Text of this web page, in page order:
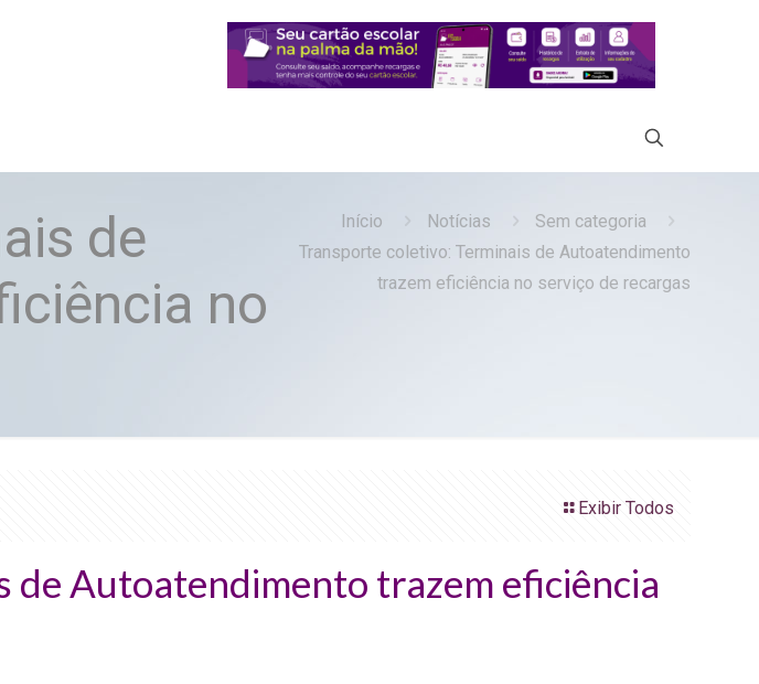
de
no
Início Notícias
Sem categoria
Transporte coletivo: Terminais de Autoatendimento
trazem eficiência no serviço de recargas
Exibir Todos
de Autoatendimento trazem eficiência